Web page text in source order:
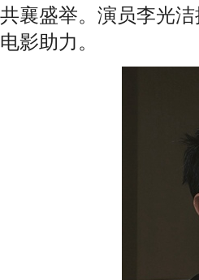
共襄盛举。演员李光
电影助力。